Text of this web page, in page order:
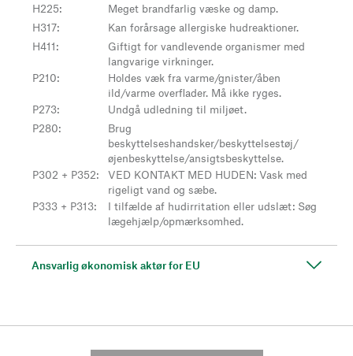
H225:
Meget brandfarlig væske og damp.
H317:
Kan forårsage allergiske hudreaktioner.
H411:
Giftigt for vandlevende organismer med
langvarige virkninger.
P210:
Holdes væk fra varme/gnister/åben
ild/varme overflader. Må ikke ryges.
P273:
Undgå udledning til miljøet.
P280:
Brug
beskyttelseshandsker/beskyttelsestøj/
øjenbeskyttelse/ansigtsbeskyttelse.
P302 + P352:
VED KONTAKT MED HUDEN: Vask med
rigeligt vand og sæbe.
P333 + P313:
I tilfælde af hudirritation eller udslæt: Søg
lægehjælp/opmærksomhed.
Ansvarlig økonomisk aktør for EU